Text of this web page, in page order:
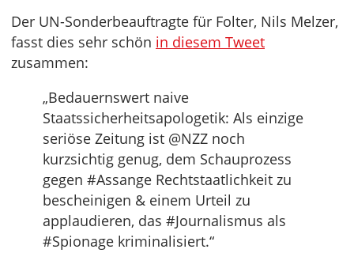
Der UN-Sonderbeauftragte für Folter, Nils Melzer,
fasst dies sehr schön in diesem Tweet
zusammen:
„Bedauernswert naive
Staatssicherheitsapologetik: Als einzige
seriöse Zeitung ist @NZZ noch
kurzsichtig genug, dem Schauprozess
gegen #Assange Rechtstaatlichkeit zu
bescheinigen & einem Urteil zu
applaudieren, das #Journalismus als
#Spionage kriminalisiert.“